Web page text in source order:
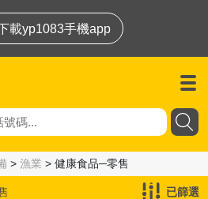
載yp1083手機app
> 漁業 > 健康食品─零售
已篩選